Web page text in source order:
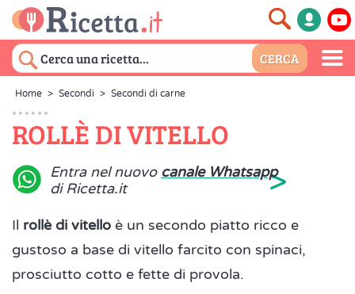
Home > Secondi > Secondi di carne
ROLLÈ DI VITELLO
Entra nel nuovo canale Whatsapp
di Ricetta.it
>
Il rollè di vitello è un secondo piatto ricco e
gustoso a base di vitello farcito con spinaci,
prosciutto cotto e fette di provola.